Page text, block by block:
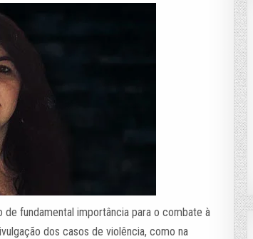
de fundamental importância para o combate à
dos casos de violência, como na